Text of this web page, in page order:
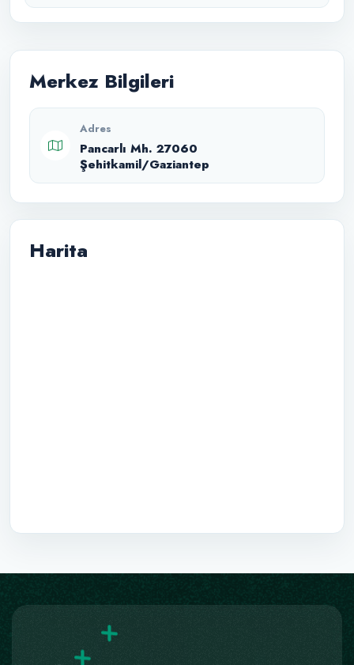
Merkez Bilgileri
Adres
Pancarlı Mh. 27060
Şehitkamil/Gaziantep
Harita